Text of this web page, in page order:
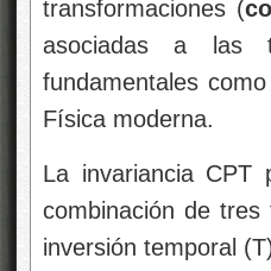
transformaciones (
asociadas a las
fundamentales
Física moderna.
La invariancia CPT
combinación de
inversión temporal